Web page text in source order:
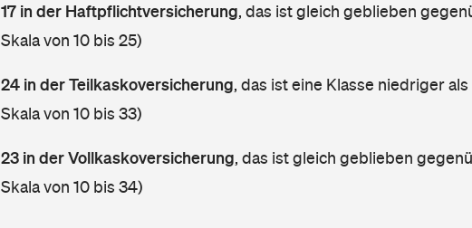
17 in der Haftpflichtversicherung, das ist gleich geblieben
Skala von 10 bis 25)
24 in der Teilkaskoversicherung, das ist eine Klasse niedriger
Skala von 10 bis 33)
23 in der Vollkaskoversicherung, das ist gleich geblieben
Skala von 10 bis 34)